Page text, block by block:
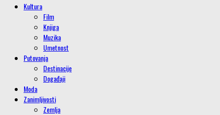
Kultura
Film
Knjiga
Muzika
Umetnost
Putovanja
Destinacije
Događaji
Moda
Zanimljivosti
Zemlja